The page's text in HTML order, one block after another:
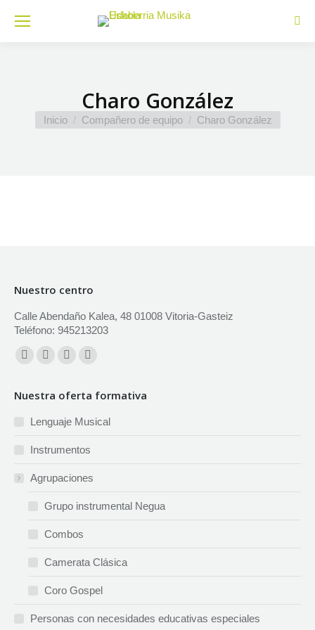
Charo González
Estás aquí:
Inicio Compañero de equipo Charo González
Nuestro centro
Calle Abendaño Kalea, 48 01008 Vitoria-Gasteiz
Teléfono: 945213203
Encuéntranos en:
opens
in
window
opens
in
window
opens
in
window
opens
in
window
Nuestra oferta formativa
Lenguaje Musical
Instrumentos
Agrupaciones
Grupo instrumental Negua
Combos
Camerata Clásica
Coro Gospel
Personas con necesidades educativas especiales